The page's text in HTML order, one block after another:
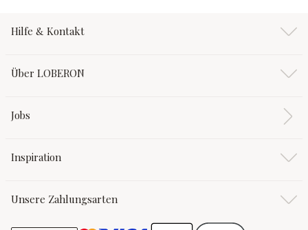
Hilfe & Kontakt
Über LOBERON
Jobs
Inspiration
Unsere Zahlungsarten